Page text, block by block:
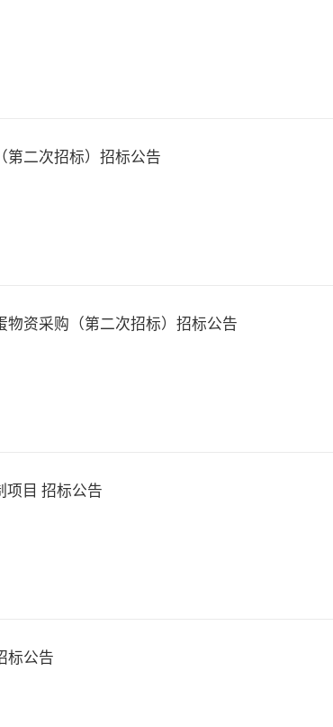
第二次招标）招标公告
物资采购（第二次招标）招标公告
项目 招标公告
标公告